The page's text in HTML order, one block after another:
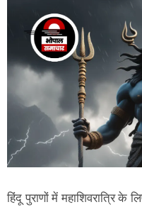
हिंदू पुराणों में महाशिवरात्रि